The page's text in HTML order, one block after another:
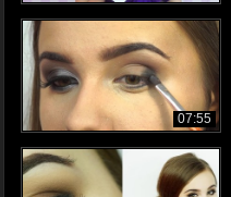
07:55